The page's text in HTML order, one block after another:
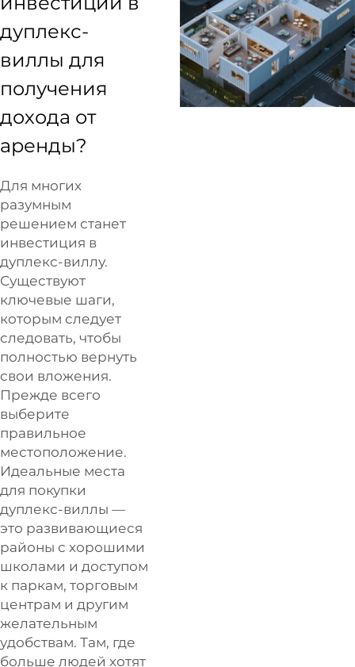
дуплекс-
виллы для
получения
дохода от
аренды?
Для многих
разумным
решением станет
инвестиция в
дуплекс-виллу.
Существуют
ключевые шаги,
которым следует
следовать, чтобы
полностью вернуть
свои вложения.
Прежде всего
выберите
правильное
местоположение.
Идеальные места
для покупки
дуплекс-виллы —
это развивающиеся
районы с хорошими
школами и доступом
к паркам, торговым
центрам и другим
желательным
удобствам. Там, где
больше людей хотят